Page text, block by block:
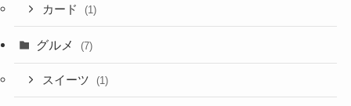
カード (1)
グルメ (7)
スイーツ (1)